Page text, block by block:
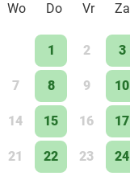
Wo Do Vr Za
1 2 3
7 8 9 10
14 15 16 17
21 22 23 24